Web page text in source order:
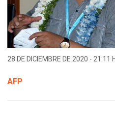
28 DE DICIEMBRE DE 2020 - 21:11
AFP